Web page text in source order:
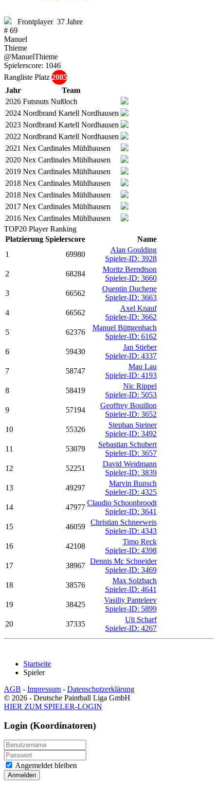
Frontplayer 37 Jahre
# 69
Manuel
Thieme
@ManuelThieme
Spielerscore: 1046
Rangliste Platz 2085
Jahr
Team
2026 Futsnuts Nußloch
2024 Nordbrand Kartell Nordhausen
2023 Nordbrand Kartell Nordhausen
2022 Nordbrand Kartell Nordhausen
2021 Nex Cardinales Mühlhausen
2020 Nex Cardinales Mühlhausen
2019 Nex Cardinales Mühlhausen
2018 Nex Cardinales Mühlhausen
2018 Nex Cardinales Mühlhausen
2017 Nex Cardinales Mühlhausen
2016 Nex Cardinales Mühlhausen
TOP20 Player Ranking
Platzierung Spielerscore
Name
1
69980
Alan Goulding
Spieler-ID: 3928
2
68284
Moritz Berndtson
Spieler-ID: 3660
3
66562
Quentin Duchene
Spieler-ID: 3663
4
66562
Axel Knauf
Spieler-ID: 3662
5
62376
Manuel Büttgenbach
Spieler-ID: 6162
6
59430
Jan Stieber
Spieler-ID: 4337
7
58747
Mau Lau
Spieler-ID: 4193
8
58419
Nic Rippel
Spieler-ID: 5053
9
57194
Geoffrey Bouillon
Spieler-ID: 3652
10
55326
Stephan Steiner
Spieler-ID: 3492
11
53079
Sebastian Schubert
Spieler-ID: 3657
12
52251
David Weidmann
Spieler-ID: 3839
13
49297
Marvin Bunsch
Spieler-ID: 4325
14
47977
Claudio Schoonbroodt
Spieler-ID: 3641
15
46059
Christian Schneeweis
Spieler-ID: 4343
16
42108
Timo Reck
Spieler-ID: 4398
17
38967
Dennis Mc Schneider
Spieler-ID: 3469
18
38576
Max Solzbach
Spieler-ID: 4641
19
38425
Vasiliy Panteleev
Spieler-ID: 5899
20
37335
Uli Scharf
Spieler-ID: 4267
Startseite
Spieler
AGB - Impressum - Datenschutzerklärung
© 2026 - Deutsche Paintball Liga GmbH
HIER ZUM SPIELER-LOGIN
Login (Koordinatoren)
Angemeldet bleiben
Anmelden